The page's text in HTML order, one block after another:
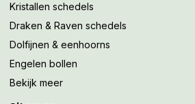
Kristallen schedels
Draken & Raven schedels
Dolfijnen & eenhoorns
Engelen bollen
Bekijk meer